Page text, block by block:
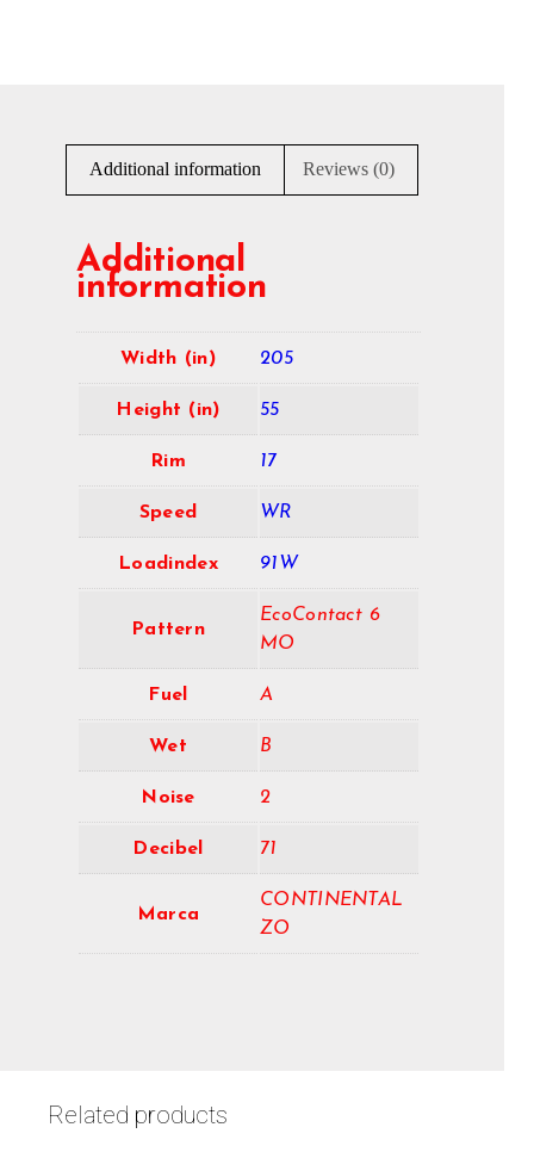
Additional information Reviews (0)
Additional
information
Width (in) 205
Height (in) 55
Rim 17
Speed WR
Loadindex 91W
Pattern
EcoContact 6
MO
Fuel A
Wet B
Noise 2
Decibel 71
Marca
CONTINENTAL
ZO
Related products